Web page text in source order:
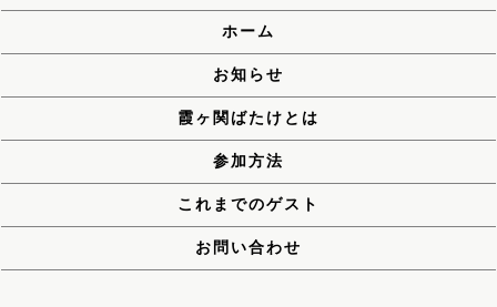
ホーム
お知らせ
霞ヶ関ばたけとは
参加方法
これまでのゲスト
お問い合わせ